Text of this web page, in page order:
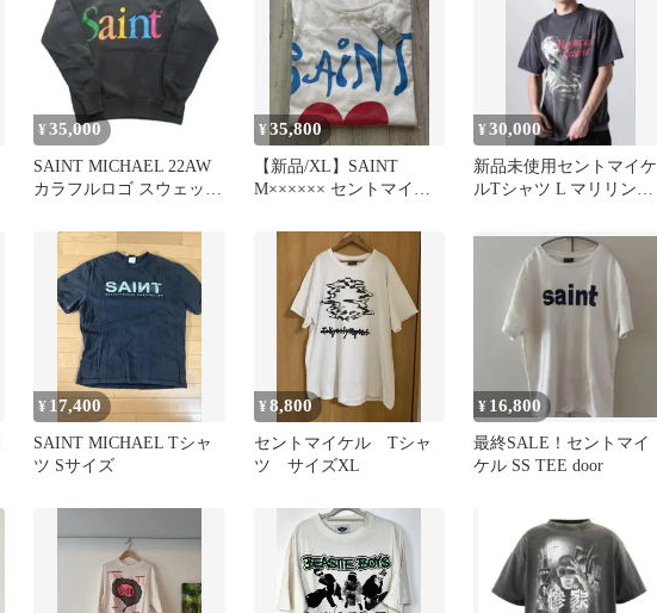
¥ 35,000
​SAINT MICHAEL 22AW
カラフルロゴ スウェット
¥35,800
【新品/XL】SAINT
M×××××× セントマイケ
¥30,000
新品未使用セントマイケ
ルTシャツ L マリリンマ
¥ 17,400
SAINT MICHAEL Tシャ
ツ Sサイズ
¥8,800
セントマイケル Tシャ
ツ サイズXL
¥ 16,800
最終SALE！セントマイ
ケル SS TEE door